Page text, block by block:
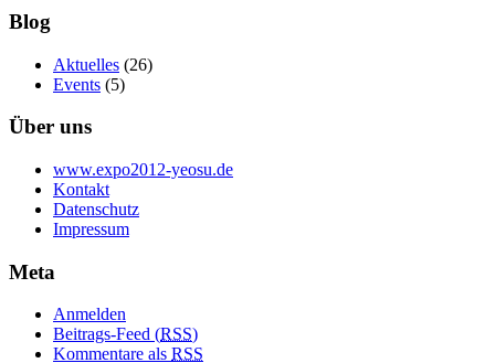
Blog
Aktuelles (26)
Events (5)
Über uns
www.expo2012-yeosu.de
Kontakt
Datenschutz
Impressum
Meta
Anmelden
Beitrags-Feed (RSS)
Kommentare als RSS